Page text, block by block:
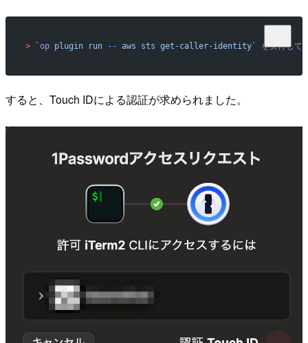
> ` op plugin run -- aws sts get-caller-identity` を実行して
すると、Touch IDによる認証が求められました。